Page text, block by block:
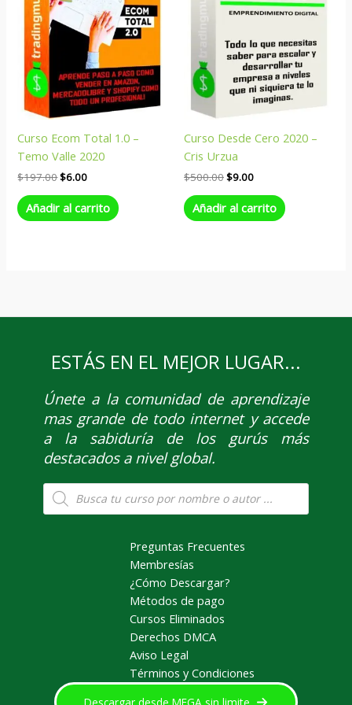
Curso Ecom Total 1.0 –
Temo Valle 2020
$197.00$6.00
Añadir al carrito
Curso Desde Cero 2020 –
Cris Urzua
$500.00$9.00
Añadir al carrito
ESTÁS EN EL MEJOR LUGAR...
Únetea la comunidad de aprendizaje
mas grande de todo internet y accede
a la sabiduría de los gurús más
destacados a nivel global.
Búsqueda
de
productos
Preguntas Frecuentes
Membresías
¿Cómo Descargar?
Métodos de pago
Cursos Eliminados
Derechos DMCA
Aviso Legal
Términos y Condiciones